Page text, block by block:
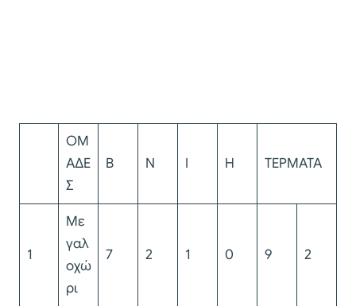
ΟΜ
ΑΔΕ
Σ
Β Ν Ι Η ΤΕΡΜΑΤΑ
1
Με
γαλ
οχώ
ρι
7 2 1 0 9 2